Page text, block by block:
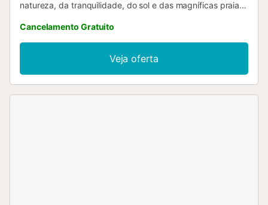
natureza, da tranquilidade, do sol e das magníficas praias
de escolher para as suas férias, uma vez que temos uma
variedade requintada de pratos confecionados com
produtos cultivados na nossa terra, como o arroz, o azeite,
os vegetais e frutas, e os peixes e mariscos apanhados na
nossa baía. PREÇO 1 Animal de estimação 25€; PREÇO AR
Cancelamento Gratuito
Veja oferta